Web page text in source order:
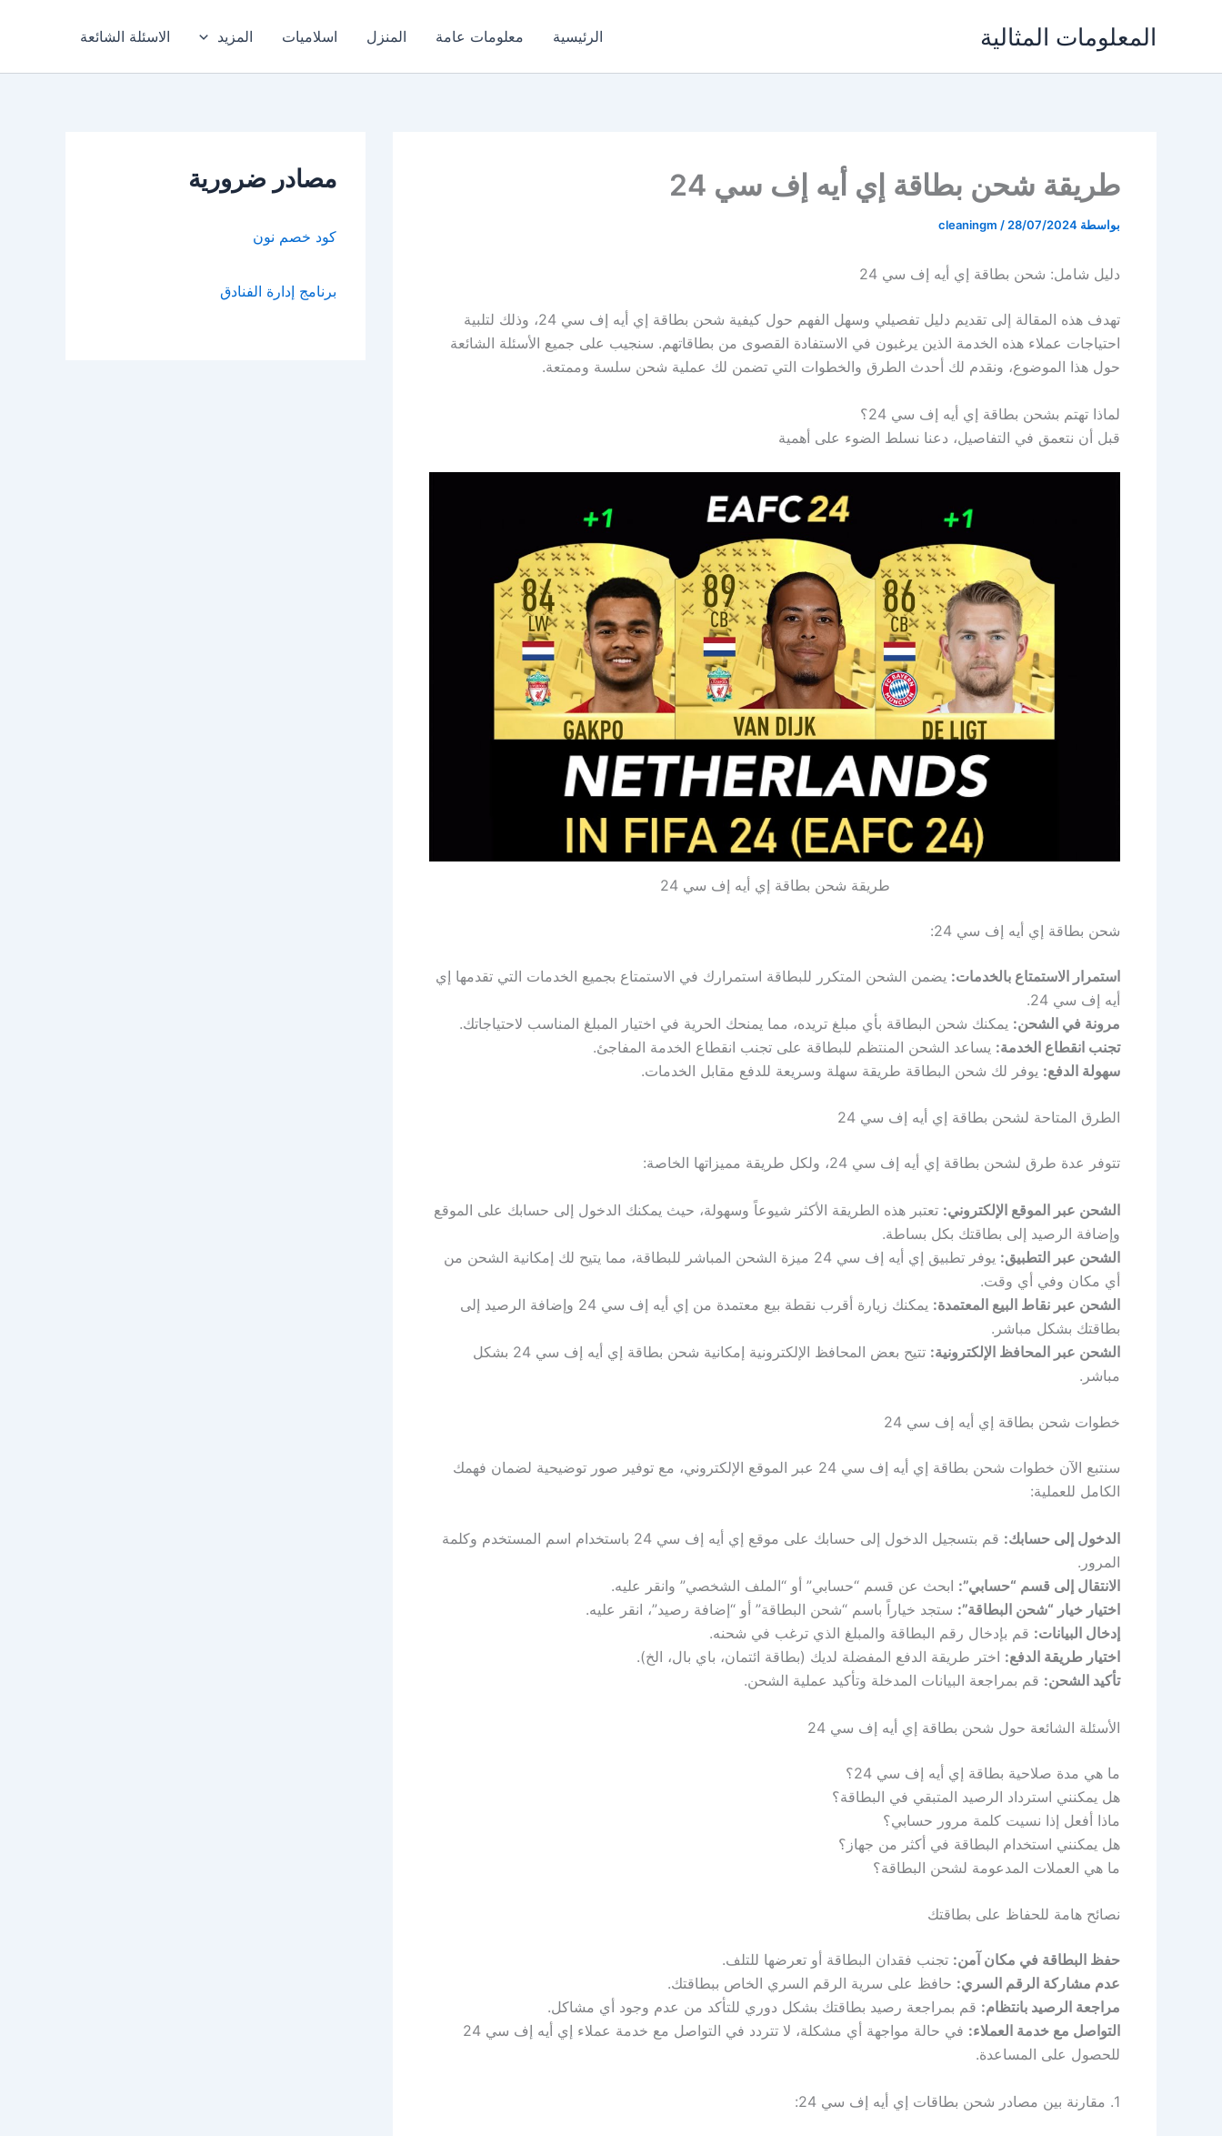
المعلومات المثالية الرئيسية معلومات عامة المنزل اسلاميات المزيد الاسئلة الشائعة
طريقة شحن بطاقة إي أيه إف سي 24
بواسطة cleaningm / 28/07/2024
دليل شامل: شحن بطاقة إي أيه إف سي 24
تهدف هذه المقالة إلى تقديم دليل تفصيلي وسهل الفهم حول كيفية شحن بطاقة إي أيه إف سي 24، وذلك لتلبية
احتياجات عملاء هذه الخدمة الذين يرغبون في الاستفادة القصوى من بطاقاتهم. سنجيب على جميع الأسئلة الشائعة
حول هذا الموضوع، ونقدم لك أحدث الطرق والخطوات التي تضمن لك عملية شحن سلسة وممتعة.
لماذا تهتم بشحن بطاقة إي أيه إف سي 24؟
قبل أن نتعمق في التفاصيل، دعنا نسلط الضوء على أهمية
طريقة شحن بطاقة إي أيه إف سي 24
شحن بطاقة إي أيه إف سي 24:
استمرار الاستمتاع بالخدمات: يضمن الشحن المتكرر للبطاقة استمرارك في الاستمتاع بجميع الخدمات التي تقدمها إي
أيه إف سي 24.
مرونة في الشحن: يمكنك شحن البطاقة بأي مبلغ تريده، مما يمنحك الحرية في اختيار المبلغ المناسب لاحتياجاتك.
تجنب انقطاع الخدمة: يساعد الشحن المنتظم للبطاقة على تجنب انقطاع الخدمة المفاجئ.
سهولة الدفع: يوفر لك شحن البطاقة طريقة سهلة وسريعة للدفع مقابل الخدمات.
الطرق المتاحة لشحن بطاقة إي أيه إف سي 24
تتوفر عدة طرق لشحن بطاقة إي أيه إف سي 24، ولكل طريقة مميزاتها الخاصة:
الشحن عبر الموقع الإلكتروني: تعتبر هذه الطريقة الأكثر شيوعاً وسهولة، حيث يمكنك الدخول إلى حسابك على الموقع
وإضافة الرصيد إلى بطاقتك بكل بساطة.
الشحن عبر التطبيق:
يوفر تطبيق إي أيه إف سي 24 ميزة الشحن المباشر للبطاقة، مما يتيح لك إمكانية الشحن من
أي مكان وفي أي وقت.
الشحن عبر نقاط البيع المعتمدة:
يمكنك زيارة أقرب نقطة بيع معتمدة من إي أيه إف سي 24 وإضافة الرصيد إلى
بطاقتك بشكل مباشر.
الشحن عبر المحافظ الإلكترونية:
تتيح بعض المحافظ الإلكترونية إمكانية شحن بطاقة إي أيه إف سي 24 بشكل
مباشر.
خطوات شحن بطاقة إي أيه إف سي 24
سنتبع الآن خطوات شحن بطاقة إي أيه إف سي 24 عبر الموقع الإلكتروني، مع توفير صور توضيحية لضمان فهمك
الكامل للعملية:
الدخول إلى حسابك:
قم بتسجيل الدخول إلى حسابك على موقع إي أيه إف سي 24 باستخدام اسم المستخدم وكلمة
المرور.
الانتقال إلى قسم “حسابي”: ابحث عن قسم “حسابي” أو “الملف الشخصي” وانقر عليه.
اختيار خيار “شحن البطاقة”: ستجد خياراً باسم “شحن البطاقة” أو “إضافة رصيد”، انقر عليه.
إدخال البيانات: قم بإدخال رقم البطاقة والمبلغ الذي ترغب في شحنه.
اختيار طريقة الدفع: اختر طريقة الدفع المفضلة لديك (بطاقة ائتمان، باي بال، الخ).
تأكيد الشحن: قم بمراجعة البيانات المدخلة وتأكيد عملية الشحن.
الأسئلة الشائعة حول شحن بطاقة إي أيه إف سي 24
ما هي مدة صلاحية بطاقة إي أيه إف سي 24؟
هل يمكنني استرداد الرصيد المتبقي في البطاقة؟
ماذا أفعل إذا نسيت كلمة مرور حسابي؟
هل يمكنني استخدام البطاقة في أكثر من جهاز؟
ما هي العملات المدعومة لشحن البطاقة؟
نصائح هامة للحفاظ على بطاقتك
حفظ البطاقة في مكان آمن: تجنب فقدان البطاقة أو تعرضها للتلف.
عدم مشاركة الرقم السري: حافظ على سرية الرقم السري الخاص ببطاقتك.
مراجعة الرصيد بانتظام: قم بمراجعة رصيد بطاقتك بشكل دوري للتأكد من عدم وجود أي مشاكل.
التواصل مع خدمة العملاء:
في حالة مواجهة أي مشكلة، لا تتردد في التواصل مع خدمة عملاء إي أيه إف سي 24
للحصول على المساعدة.
1. مقارنة بين مصادر شحن بطاقات إي أيه إف سي 24:
مصادر ضرورية
كود خصم نون
برنامج إدارة الفنادق